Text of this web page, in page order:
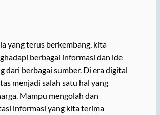
yang terus berkembang, kita
berbagai informasi dan ide
dari berbagai sumber. Di era digital
menjadi salah satu hal yang
Mampu mengolah dan
informasi yang kita terima